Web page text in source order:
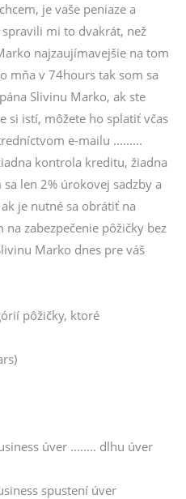
je vaše peniaze a
mi to dvakrát, než
najzaujímavejšie na tom
mňa v 74hours tak som sa
Slivinu Marko, ak ste
si istí, môžete ho splatiť včas
e-mailu .........
kontrola kreditu, žiadna
len 2% úrokovej sadzby a
je nutné sa obrátiť na
zabezpečenie pôžičky bez
Marko dnes pre váš
pôžičky, ktoré
úver ........ dlhu úver
spustení úver